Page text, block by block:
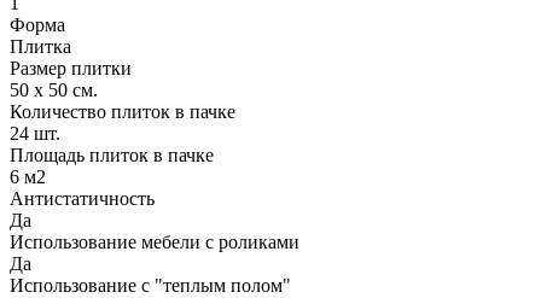
Форма
Плитка
Размер плитки
50 х 50 см.
Количество плиток в пачке
24 шт.
Площадь плиток в пачке
6 м2
Антистатичность
Да
Использование мебели с роликами
Да
Использование с "теплым полом"